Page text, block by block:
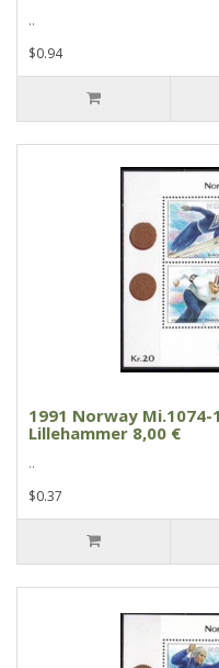
..
$0.94
1991 Norway Mi.1074-
Lillehammer 8,00 €
..
$0.37